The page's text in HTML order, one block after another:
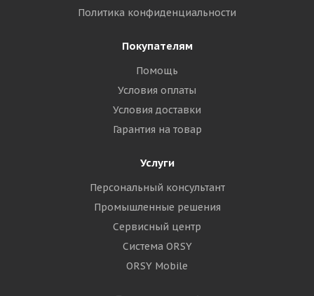
Политика конфиденциальности
Покупателям
Помощь
Условия оплаты
Условия доставки
Гарантия на товар
Услуги
Персональный консультант
Промышленные решения
Сервисный центр
Система ORSY
ORSY Mobile